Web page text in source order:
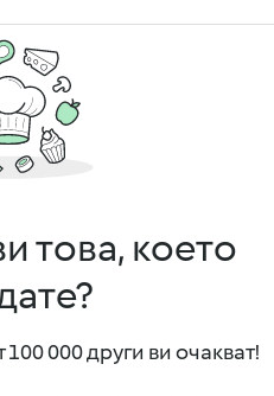
това, което
000 други ви очакват!